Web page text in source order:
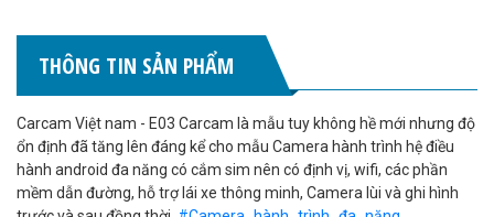
THÔNG TIN SẢN PHẨM
Carcam Việt nam - E03 Carcam là mẫu tuy không hề mới nhưng độ
ổn định đã tăng lên đáng kể cho mẫu Camera hành trình hệ điều
hành android đa năng có cắm sim nên có định vị, wifi, các phần
mềm dẫn đường, hỗ trợ lái xe thông minh, Camera lùi và ghi hình